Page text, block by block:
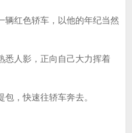
辆红色轿车，以他的年纪当然
悉人影，正向自己大力挥着
，快速往轿车奔去。